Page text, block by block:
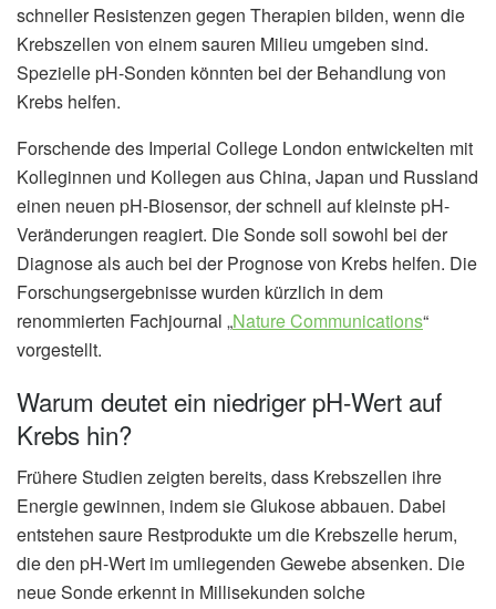
schneller Resistenzen gegen Therapien bilden, wenn die
Krebszellen von einem sauren Milieu umgeben sind.
Spezielle pH-Sonden könnten bei der Behandlung von
Krebs helfen.
Forschende des Imperial College London entwickelten mit
Kolleginnen und Kollegen aus China, Japan und Russland
einen neuen pH-Biosensor, der schnell auf kleinste pH-
Veränderungen reagiert. Die Sonde soll sowohl bei der
Diagnose als auch bei der Prognose von Krebs helfen. Die
Forschungsergebnisse wurden kürzlich in dem
renommierten Fachjournal „Nature Communications“
vorgestellt.
Warum deutet ein niedriger pH-Wert auf
Krebs hin?
Frühere Studien zeigten bereits, dass Krebszellen ihre
Energie gewinnen, indem sie Glukose abbauen. Dabei
entstehen saure Restprodukte um die Krebszelle herum,
die den pH-Wert im umliegenden Gewebe absenken. Die
neue Sonde erkennt in Millisekunden solche